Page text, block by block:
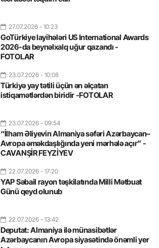
27.07.2026 - 10:23
GoTürkiye layihələri US International Awards
2026-da beynəlxalq uğur qazandı -
FOTOLAR
23.07.2026 - 10:08
Türkiyə yay tətili üçün ən əlçatan
istiqamətlərdən biridir -FOTOLAR
23.07.2026 - 09:54
“İlham Əliyevin Almaniya səfəri Azərbaycan–
Avropa əməkdaşlığında yeni mərhələ açır” -
CAVANŞİR FEYZİYEV
22.07.2026 - 17:20
YAP Səbail rayon təşkilatında Milli Mətbuat
Günü qeyd olunub
22.07.2026 - 13:42
Deputat: Almaniya ilə münasibətlər
Azərbaycanın Avropa siyasətində önəmli yer